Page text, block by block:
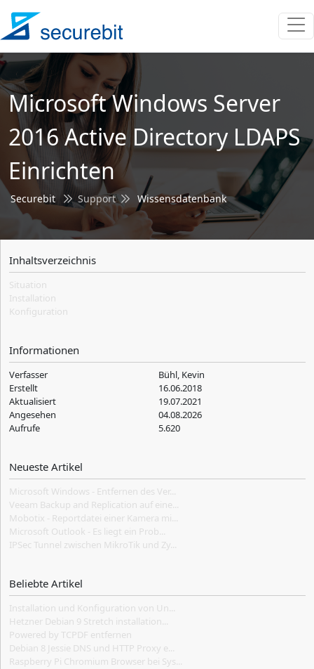
Microsoft Windows Server
2016 Active Directory LDAPS
Einrichten
Securebit Support Wissensdatenbank
Inhaltsverzeichnis
Situation
Installation
Konfiguration
Informationen
Verfasser
Bühl, Kevin
Erstellt
16.06.2018
Aktualisiert
19.07.2021
Angesehen
04.08.2026
Aufrufe
5.620
Neueste Artikel
Microsoft Windows - Entfernen des Ver...
Veeam Backup and Replication auf eine...
Mobotix - Reportdatei einer Kamera mi...
Microsoft Outlook - Es liegt ein Prob...
IPSec Tunnel zwischen MikroTik und Zy...
Beliebte Artikel
Installation und Konfiguration von Un...
Hetzner Debian 9 Stretch installation...
Powered by TCPDF entfernen
Debian 8 Jessie DNS und HTTP Proxy e...
Raspberry Pi Chromium Browser bei Sys...